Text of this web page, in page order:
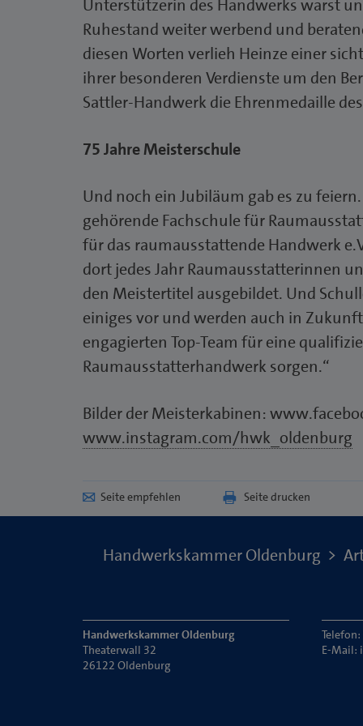
Unterstützerin des Handwerks warst
Ruhestand weiter werbend und
diesen Worten verlieh Heinze einer
ihrer besonderen Verdienste um den
Sattler-Handwerk die Ehrenmedaille
75 Jahre Meisterschule
Und noch ein Jubiläum gab es zu
gehörende Fachschule für
für das raumausstattende Handwerk
dort jedes Jahr Raumausstatterinnen
den Meistertitel ausgebildet. Und
einiges vor und werden auch in
engagierten Top-Team für eine
Raumausstatterhandwerk sorgen.“
Bilder der Meisterkabinen:
www.instagram.com/hwk_oldenburg
Seite empfehlen Seite drucken
Handwerkskammer Oldenburg
Handwerkskammer Oldenburg
Theaterwall 32
26122 Oldenburg
E-Mail: